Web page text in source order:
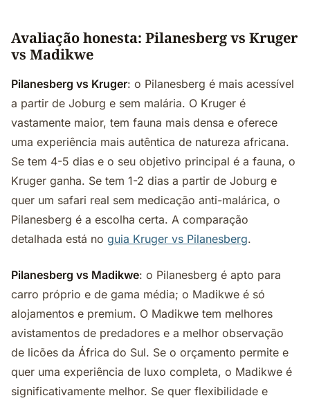
Avaliação honesta: Pilanesberg vs Kruger
vs Madikwe
Pilanesberg vs Kruger: o Pilanesberg é mais acessível
a partir de Joburg e sem malária. O Kruger é
vastamente maior, tem fauna mais densa e oferece
uma experiência mais autêntica de natureza africana.
Se tem 4-5 dias e o seu objetivo principal é a fauna, o
Kruger ganha. Se tem 1-2 dias a partir de Joburg e
quer um safari real sem medicação anti-malárica, o
Pilanesberg é a escolha certa. A comparação
detalhada está no guia Kruger vs Pilanesberg.
Pilanesberg vs Madikwe: o Pilanesberg é apto para
carro próprio e de gama média; o Madikwe é só
alojamentos e premium. O Madikwe tem melhores
avistamentos de predadores e a melhor observação
de licões da África do Sul. Se o orçamento permite e
quer uma experiência de luxo completa, o Madikwe é
significativamente melhor. Se quer flexibilidade e